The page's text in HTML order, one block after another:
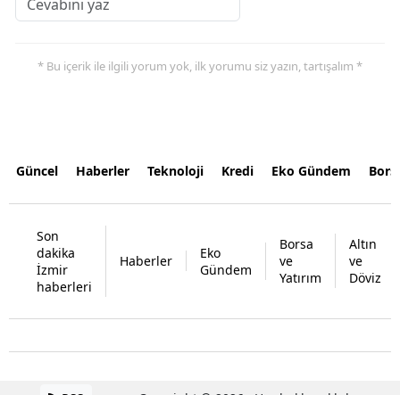
* Bu içerik ile ilgili yorum yok, ilk yorumu siz yazın, tartışalım *
Güncel Haberler Teknoloji Kredi Eko Gündem
Son
dakika
İzmir
haberleri
Haberler
Eko
Gündem
Borsa
ve
Yatırım
Altın
ve
Döviz